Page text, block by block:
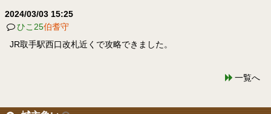
2024/03/03 15:25
ひこ25伯耆守
JR取手駅西口改札近くで攻略できました。
一覧へ